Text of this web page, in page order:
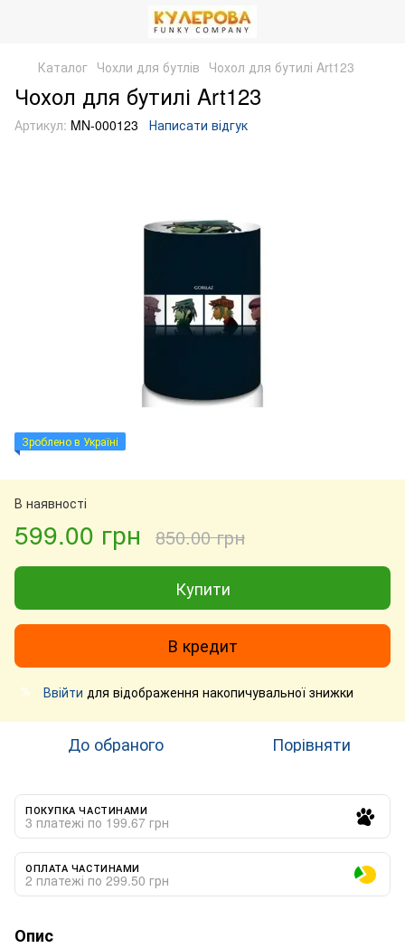
Каталог Чохли для бутлів Чохол для бутилі Art123
Чохол для бутилі Art123
Артикул: MN-000123 Написати відгук
Зроблено в Україні
В наявності
599.00 грн 850.00 грн
Купити
В кредит
% Ввійти для відображення накопичувальної знижки
До обраного Порівняти
ПОКУПКА ЧАСТИНАМИ
3 платежі по 199.67 грн
ОПЛАТА ЧАСТИНАМИ
2 платежі по 299.50 грн
Опис